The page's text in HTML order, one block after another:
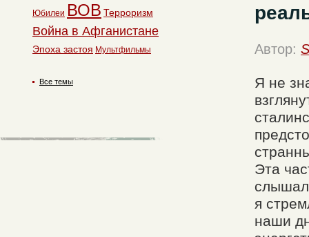
Автор:
Я не
Эта
я
наши
Юбилеи ВОВ Терроризм
Война в Афганистане
Эпоха застоя Мультфильмы
Все темы